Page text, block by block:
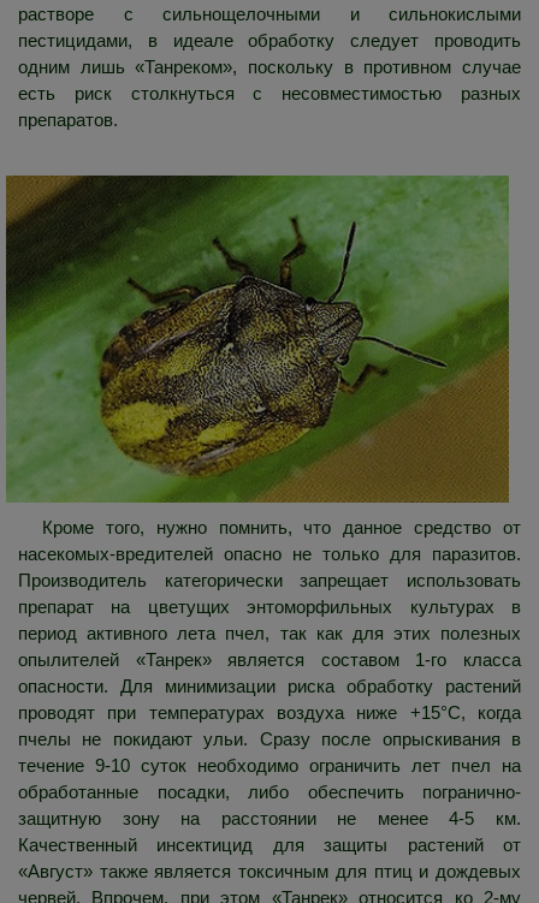
растворе с сильнощелочными и сильнокислыми
пестицидами, в идеале обработку следует проводить
одним лишь «Танреком», поскольку в противном случае
есть риск столкнуться с несовместимостью разных
препаратов.
Кроме того, нужно помнить, что данное средство от
насекомых-вредителей опасно не только для паразитов.
Производитель категорически запрещает использовать
препарат на цветущих энтоморфильных культурах в
период активного лета пчел, так как для этих полезных
опылителей «Танрек» является составом 1-го класса
опасности. Для минимизации риска обработку растений
проводят при температурах воздуха ниже +15°C, когда
пчелы не покидают ульи. Сразу после опрыскивания в
течение 9-10 суток необходимо ограничить лет пчел на
обработанные посадки, либо обеспечить погранично-
защитную зону на расстоянии не менее 4-5 км.
Качественный инсектицид для защиты растений от
«Август» также является токсичным для птиц и дождевых
червей. Впрочем, при этом «Танрек» относится ко 2-му